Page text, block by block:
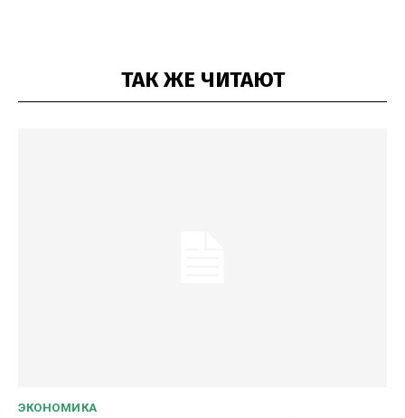
ТАК ЖЕ ЧИТАЮТ
ЭКОНОМИКА